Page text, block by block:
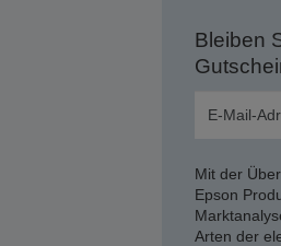
Bleiben
Mit der
Epson
Arten der